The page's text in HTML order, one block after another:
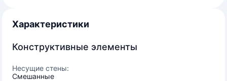
Характеристики
Конструктивные элементы
Несущие стены:
Смешанные